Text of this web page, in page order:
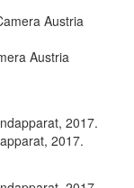
Austria
2017.